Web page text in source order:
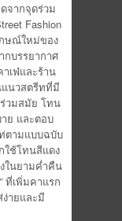
จากจุดร่วม
Fashion
ษณ์ใหม่ของ
กบรรยากาศ
เฟ่และร้าน
นวสตรีทที่มี
วมสมัย โทน
ย และตอบ
ตามแบบฉบับ
ใช้โทนสีแดง
ในยามค่ำคืน
ที่เพิ่มคาแรก
ายและมี